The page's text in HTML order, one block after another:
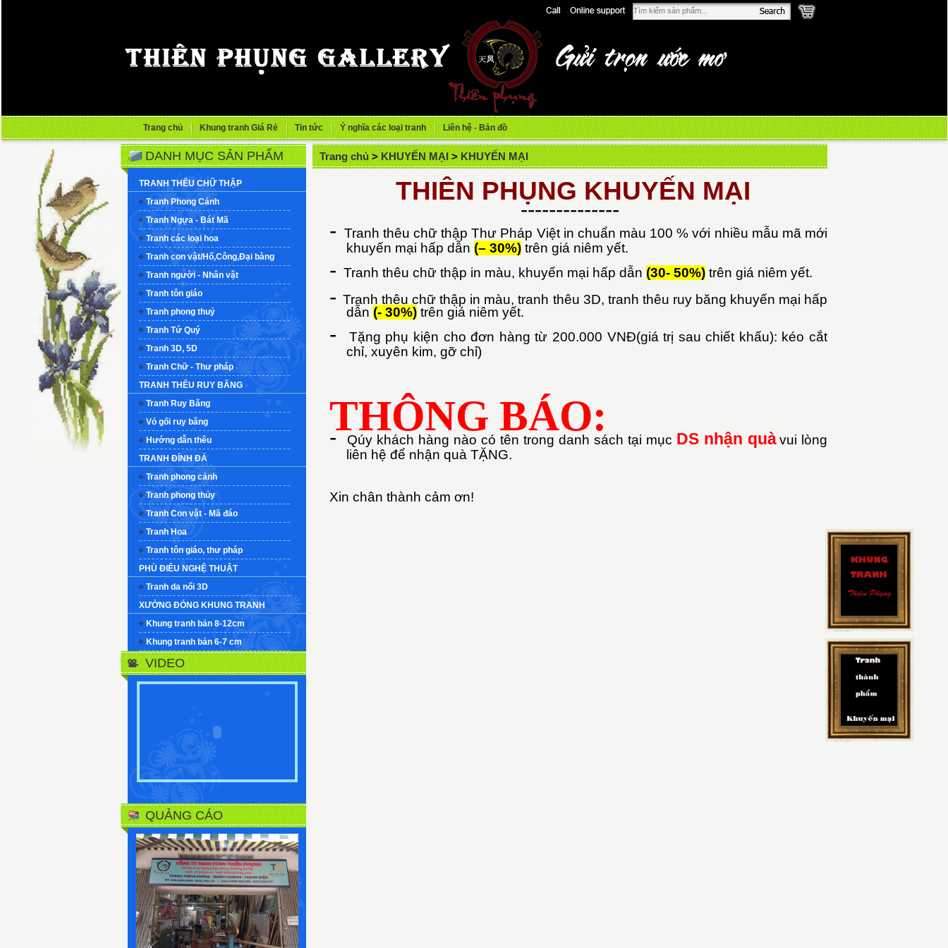
Trang chủ Khung tranh Giá Rẻ Tin tức Ý nghĩa các loại tranh Liên hệ - Bản đồ
DANH MỤC SẢN PHẨM
TRANH THÊU CHỮ THẬP
Tranh Phong Cảnh
Tranh Ngựa - Bát Mã
Tranh các loại hoa
Tranh con vật/Hổ,Công,Đại bàng
Tranh người - Nhân vật
Tranh tôn giáo
Tranh phong thuỷ
Tranh Tứ Quý
Tranh 3D, 5D
Tranh Chữ - Thư pháp
TRANH THÊU RUY BĂNG
Tranh Ruy Băng
Vỏ gối ruy băng
Hướng dẫn thêu
TRANH ĐÍNH ĐÁ
Tranh phong cảnh
Tranh phong thủy
Tranh Con vật - Mã đáo
Tranh Hoa
Tranh tôn giáo, thư pháp
PHÙ ĐIÊU NGHỆ THUẬT
Tranh da nổi 3D
XƯỞNG ĐÓNG KHUNG TRANH
Khung tranh bản 8-12cm
Khung tranh bản 6-7 cm
VIDEO
QUẢNG CÁO
Trang chủ > KHUYẾN MẠI > KHUYẾN MẠI
THIÊN PHỤNG KHUYẾN MẠI
--------------
- Tranh thêu chữ thập Thư Pháp Việt in chuẩn màu 100 % với nhiều mẫu mã mới
khuyến mại hấp dẫn (– 30%) trên giá niêm yết.
- Tranh thêu chữ thập in màu, khuyến mại hấp dẫn (30- 50%) trên giá niêm yết.
-Tranh thêu chữ thập in màu, tranh thêu 3D, tranh thêu ruy băng khuyến mại hấp
dẫn (- 30%) trên giá niêm yết.
-
Tặng phụ kiện cho đơn hàng từ 200.000 VNĐ(giá trị sau chiết khấu): kéo cắt
chỉ, xuyên kim, gỡ chỉ)
THÔNG BÁO:
- Qúy khách hàng nào có tên trong danh sách tại mục DS nhận quàvui lòng
liên hệ để nhận quà TẶNG.
Xin chân thành cảm ơn!